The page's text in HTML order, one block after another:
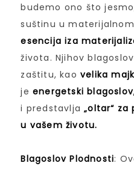
budemo ono što
suštinu u
esencija iza
života. Njihov
zaštitu, kaovelika
jeenergetski
i predstavlja„oltar“
u vašem životu.
Blagoslov Plodnosti: